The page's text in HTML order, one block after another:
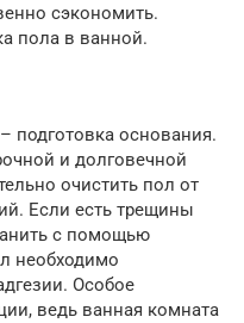
сэкономить.
пола в ванной.
основания.
и долговечной
очистить пол от
Если есть трещины
с помощью
необходимо
Особое
ведь ванная комната